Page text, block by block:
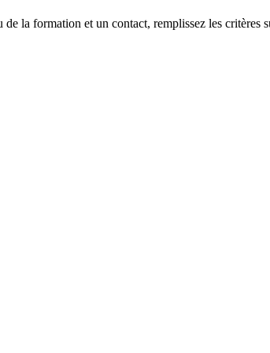
la formation et un contact, remplissez les critères